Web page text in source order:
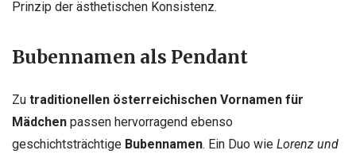
Prinzip der ästhetischen Konsistenz.
Bubennamen als Pendant
Zu traditionellen österreichischen Vornamen für
Mädchen passen hervorragend ebenso
geschichtsträchtige Bubennamen. Ein Duo wie Lorenz und